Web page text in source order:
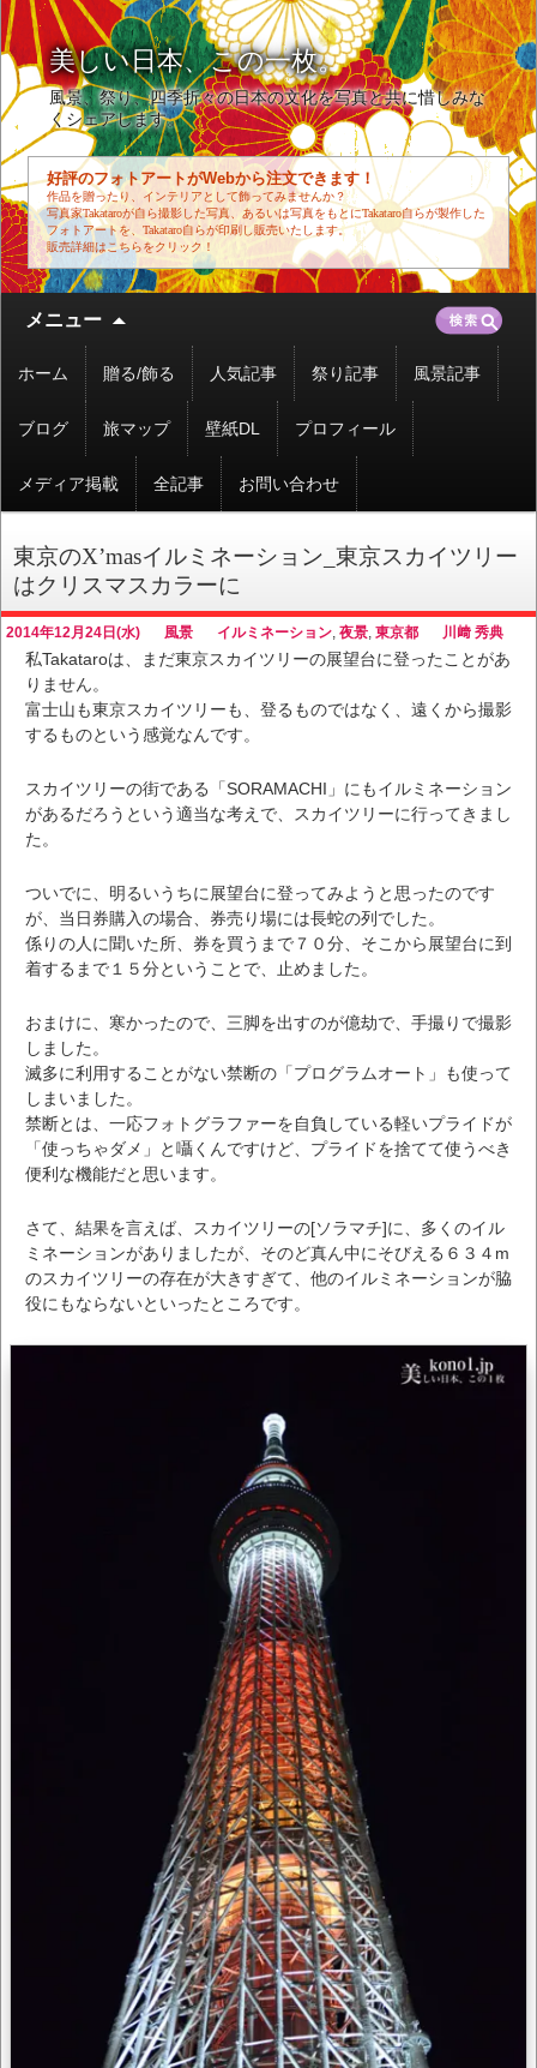
美しい日本、この一枚。
風景、祭り、四季折々の日本の文化を写真と共に惜しみな
くシェアします。
好評のフォトアートがWebから注文できます！
作品を贈ったり、インテリアとして飾ってみませんか？
写真家Takataroが自ら撮影した写真、あるいは写真をもとにTakataro自らが製作した
フォトアートを、Takataro自らが印刷し販売いたします。
販売詳細はこちらをクリック！
メニュー
テ
ツ
移
動
ホーム 贈る/飾る 人気記事 祭り記事 風景記事
ブログ 旅マップ 壁紙DL プロフィール
メディア掲載 全記事 お問い合わせ
検
索:
東京のX’masイルミネーション_東京スカイツリー
はクリスマスカラーに
2014年12月24日(水) 風景 イルミネーション, 夜景, 東京都 川﨑 秀典
私Takataroは、まだ東京スカイツリーの展望台に登ったことがあ
りません。
富士山も東京スカイツリーも、登るものではなく、遠くから撮影
するものという感覚なんです。
スカイツリーの街である「SORAMACHI」にもイルミネーション
があるだろうという適当な考えで、スカイツリーに行ってきまし
た。
ついでに、明るいうちに展望台に登ってみようと思ったのです
が、当日券購入の場合、券売り場には長蛇の列でした。
係りの人に聞いた所、券を買うまで７０分、そこから展望台に到
着するまで１５分ということで、止めました。
おまけに、寒かったので、三脚を出すのが億劫で、手撮りで撮影
しました。
滅多に利用することがない禁断の「プログラムオート」も使って
しまいました。
禁断とは、一応フォトグラファーを自負している軽いプライドが
「使っちゃダメ」と囁くんですけど、プライドを捨てて使うべき
便利な機能だと思います。
さて、結果を言えば、スカイツリーの[ソラマチ]に、多くのイル
ミネーションがありましたが、そのど真ん中にそびえる６３４m
のスカイツリーの存在が大きすぎて、他のイルミネーションが脇
役にもならないといったところです。